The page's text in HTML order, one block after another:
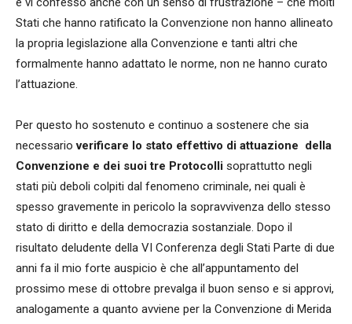
Stati che hanno ratificato la Convenzione non hanno allineato
la propria legislazione alla Convenzione e tanti altri che
formalmente hanno adattato le norme, non ne hanno curato
l’attuazione.
Per questo ho sostenuto e continuo a sostenere che sia
necessario verificare lo stato effettivo di attuazione della
Convenzione e dei suoi tre Protocolli soprattutto negli
stati più deboli colpiti dal fenomeno criminale, nei quali è
spesso gravemente in pericolo la sopravvivenza dello stesso
stato di diritto e della democrazia sostanziale. Dopo il
risultato deludente della VI Conferenza degli Stati Parte di due
anni fa il mio forte auspicio è che all’appuntamento del
prossimo mese di ottobre prevalga il buon senso e si approvi,
analogamente a quanto avviene per la Convenzione di Merida